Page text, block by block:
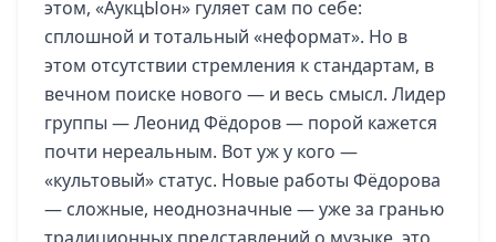
этом, «АукцЫон» гуляет сам по себе:
сплошной и тотальный «неформат». Но в
этом отсутствии стремления к стандартам, в
вечном поиске нового — и весь смысл. Лидер
группы — Леонид Фёдоров — порой кажется
почти нереальным. Вот уж у кого —
«культовый» статус. Новые работы Фёдорова
— сложные, неоднозначные — уже за гранью